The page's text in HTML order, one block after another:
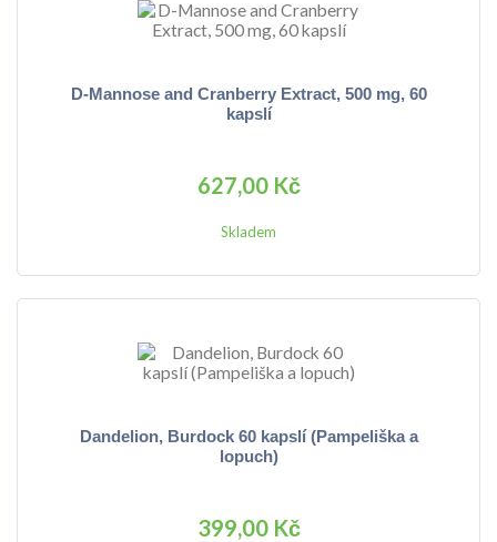
D-Mannose and Cranberry Extract, 500 mg, 60
kapslí
627,00 Kč
Skladem
Dandelion, Burdock 60 kapslí (Pampeliška a
lopuch)
399,00 Kč